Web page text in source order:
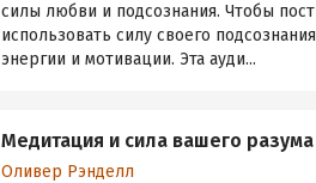
силы любви и подсознания. Чтобы
использовать силу своего
энергии и мотивации. Эта ауди...
Медитация и сила вашего разума
Оливер Рэнделл